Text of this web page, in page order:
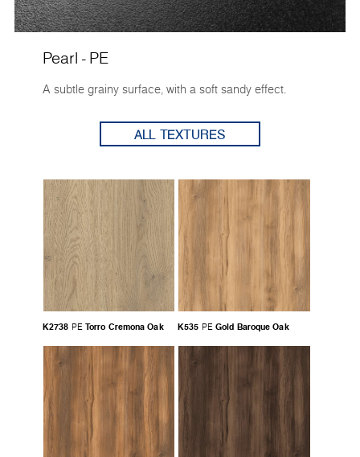
Pearl - PE
A subtle grainy surface, with a soft sandy effect.
ALL TEXTURES
K2738 PE Torro Cremona Oak K535 PE Gold Baroque Oak